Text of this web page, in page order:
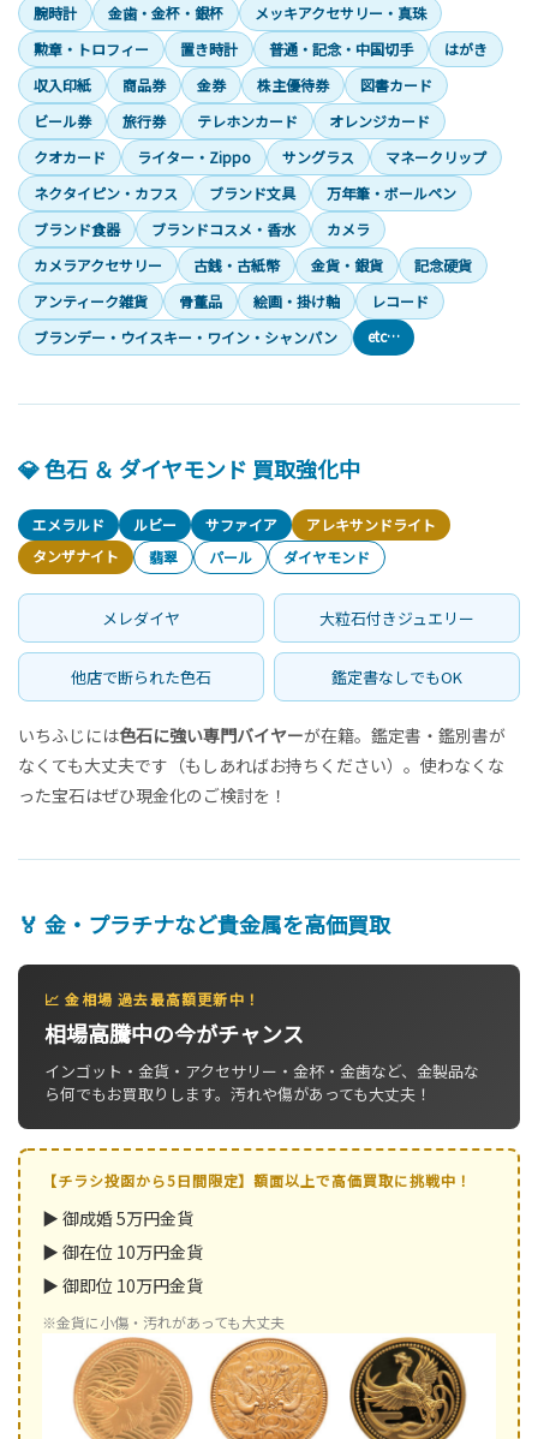
腕時計 金歯・金杯・銀杯
メッキアクセサリー・真珠
勲章・トロフィー
置き時計 普通・記念・中国切手
はがき
収入印紙
商品券 金券 株主優待券
図書カード
ビール券
旅行券 テレホンカード
オレンジカード
クオカード
ライター・Zippo サングラス
マネークリップ
ネクタイピン・カフス
ブランド文具
万年筆・ボールペン
ブランド食器
ブランドコスメ・香水
カメラ
カメラアクセサリー
古銭・古紙幣 金貨・銀貨
記念硬貨
アンティーク雑貨
骨董品 絵画・掛け軸
レコード
ブランデー・ウイスキー・ワイン・シャンパン
etc…
💎 色石 ＆ ダイヤモンド 買取強化中
エメラルド ルビー サファイア
アレキサンドライト
タンザナイト
翡翠 パール ダイヤモンド
メレダイヤ 大粒石付きジュエリー
他店で断られた色石 鑑定書なしでもOK
いちふじには色石に強い専門バイヤーが在籍。鑑定書・鑑別書が
なくても大丈夫です（もしあればお持ちください）。使わなくな
った宝石はぜひ現金化のご検討を！
🏅 金・プラチナなど貴金属を高価買取
📈 金相場 過去最高額更新中！
相場高騰中の今がチャンス
インゴット・金貨・アクセサリー・金杯・金歯など、金製品な
ら何でもお買取りします。汚れや傷があっても大丈夫！
【チラシ投函から5日間限定】額面以上で高価買取に挑戦中！
▶ 御成婚 5万円金貨
▶ 御在位 10万円金貨
▶ 御即位 10万円金貨
※金貨に小傷・汚れがあっても大丈夫